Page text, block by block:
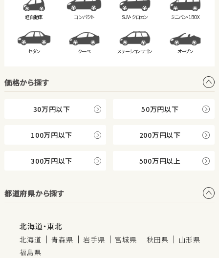
軽自動車 コンパクト SUV・クロカン ミニバン・1BOX
セダン クーペ ステーションワゴン オープン
価格から探す
30万円以下 50万円以下
100万円以下 200万円以下
300万円以下 500万円以上
都道府県から探す
北海道・東北
北海道 青森県 岩手県 宮城県 秋田県
山形県
福島県